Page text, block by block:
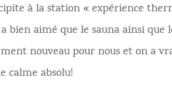
à la station « expérience
aimé que le sauna ainsi que
nouveau pour nous et on a
calme absolu!